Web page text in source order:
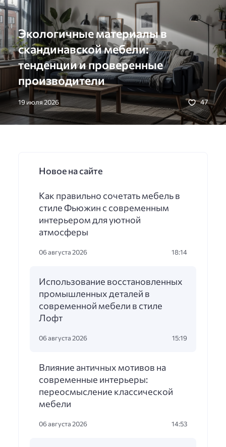
Экологичные материалы в
скандинавской мебели:
тенденции и проверенные
производители
19 июля 2026 47
Новое на сайте
Как правильно сочетать мебель в
стиле Фьюжин с современным
интерьером для уютной
атмосферы
06 августа 2026 18:14
Использование восстановленных
промышленных деталей в
современной мебели в стиле
Лофт
06 августа 2026 15:19
Влияние античных мотивов на
современные интерьеры:
переосмысление классической
мебели
06 августа 2026 14:53